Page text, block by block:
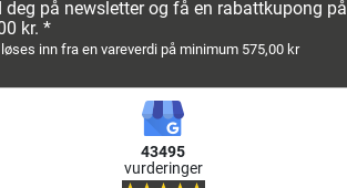
deg på newsletter og få en rabattkupong på
kr. *
inn fra en vareverdi på minimum 575,00 kr
43495
vurderinger